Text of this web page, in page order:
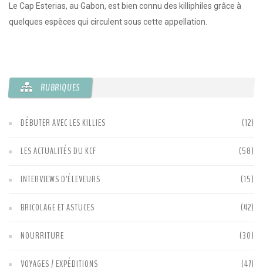
Le Cap Esterias, au Gabon, est bien connu des killiphiles grâce à
quelques espèces qui circulent sous cette appellation.
RUBRIQUES
DÉBUTER AVEC LES KILLIES (12)
LES ACTUALITÉS DU KCF (58)
INTERVIEWS D'ÉLEVEURS (15)
BRICOLAGE ET ASTUCES (42)
NOURRITURE (30)
VOYAGES / EXPÉDITIONS (47)